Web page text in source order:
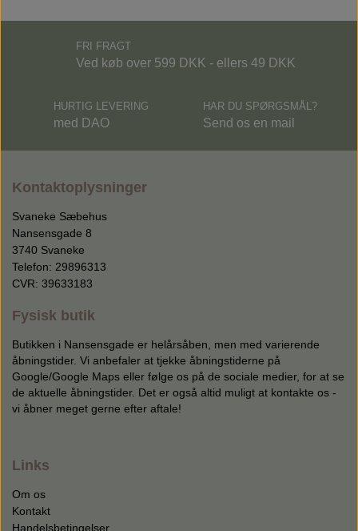
FRI FRAGT
Ved køb over 599 DKK - ellers 49 DKK
HURTIG LEVERING
med DAO
HAR DU SPØRGSMÅL?
Send os en mail
Kontaktoplysninger
Svaneke Sæbehus
Nansensgade 8
3740 Svaneke
Telefon: 29896313
CVR: 39633183
Fysisk butik
Butikken i Nansensgade er helårsåben, men med varierende
åbningstider. Vi anbefaler at tjekke åbningstiderne på
Google/Google Maps eller følge os på de sociale medier, for at se
de aktuelle åbningstider. Det er også altid muligt at kontakte os -
vi åbner meget gerne efter aftale!
Links
Om os
Kontakt
Handelsbetingelser